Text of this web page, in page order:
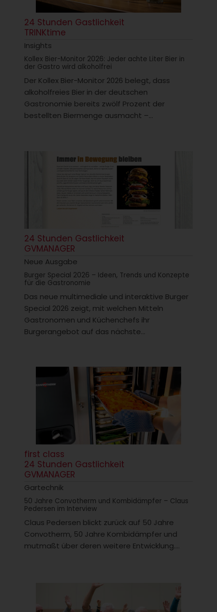
24 Stunden Gastlichkeit
TRINKtime
Insights
Kollex Bier-Monitor 2026: Jeder achte Liter Bier in
der Gastro wird alkoholfrei
Der Kollex Bier-Monitor 2026 belegt, dass
alkoholfreies Bier in der deutschen
Gastronomie bereits zwölf Prozent der
bestellten Biermenge ausmacht –...
24 Stunden Gastlichkeit
GVMANAGER
Neue Ausgabe
Burger Special 2026 – Ideen, Trends und Konzepte
für die Gastronomie
Das neue multimediale und interaktive Burger
Special 2026 zeigt, mit welchen Mitteln
Gastronomen und Küchenchefs ihr
Burgerangebot auf das nächste...
first class
24 Stunden Gastlichkeit
GVMANAGER
Gartechnik
50 Jahre Convotherm und Kombidämpfer – Claus
Pedersen im Interview
Claus Pedersen blickt zurück auf 50 Jahre
Convotherm, 50 Jahre Kombidämpfer und
mutmaßt über deren weitere Entwicklung....